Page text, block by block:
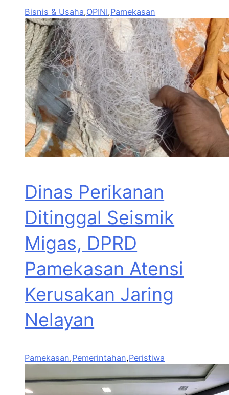
Bisnis & Usaha,OPINI,Pamekasan
Dinas Perikanan
Ditinggal Seismik
Migas, DPRD
Pamekasan Atensi
Kerusakan Jaring
Nelayan
Pamekasan,Pemerintahan,Peristiwa